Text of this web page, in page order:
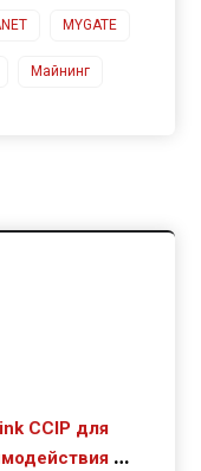
MYGATE
Майнинг
CCIP для
и